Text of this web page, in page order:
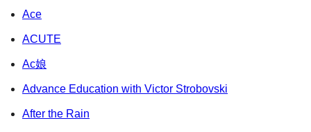
Ace
ACUTE
Ac娘
Advance Education with Victor Strobovski
After the Rain